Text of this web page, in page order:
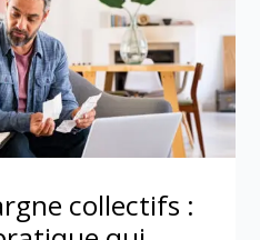
collectifs :